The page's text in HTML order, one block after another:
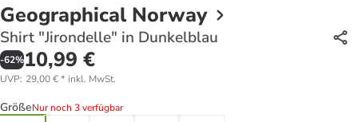
Geographical Norway
Shirt "Jirondelle" in Dunkelblau
-62%10,99 €
UVP: 29,00 €* inkl. MwSt.
GrößeNur noch 3 verfügbar